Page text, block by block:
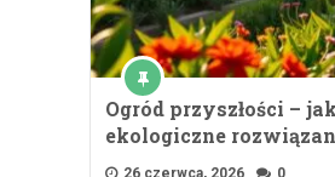
Ogród przyszłości –
ekologiczne
26 czerwca, 2026 0